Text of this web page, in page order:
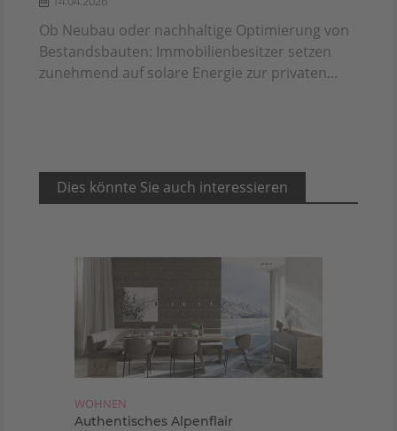
Ob Neubau oder nachhaltige Optimierung von
Bestandsbauten: Immobilienbesitzer setzen
zunehmend auf solare Energie zur privaten...
Dies könnte Sie auch interessieren
WOHNEN
Authentisches Alpenflair